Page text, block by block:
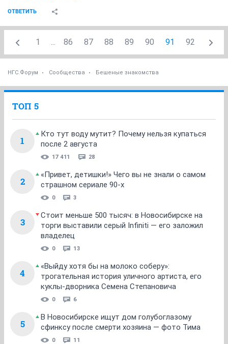
ОТВЕТИТЬ
1 ... 86 87 88 89 90 91 92
НГС.Форум Сообщества Бешеные знакомства
ТОП 5
1
Кто тут воду мутит? Почему нельзя купаться
после 2 августа
17 411 28
2
«Привет, детишки!» Чего вы не знали о самом
страшном сериале 90-х
0 3
3
Стоит меньше 500 тысяч: в Новосибирске на
торги выставили серый Infiniti — его заложил
владелец
0 13
4
«Выйду хотя бы на молоко соберу»:
трогательная история уличного артиста, его
куклы-дворника Семена Степановича
0 6
5
В Новосибирске ищут дом голубоглазому
сфинксу после смерти хозяина — фото Тима
0 11